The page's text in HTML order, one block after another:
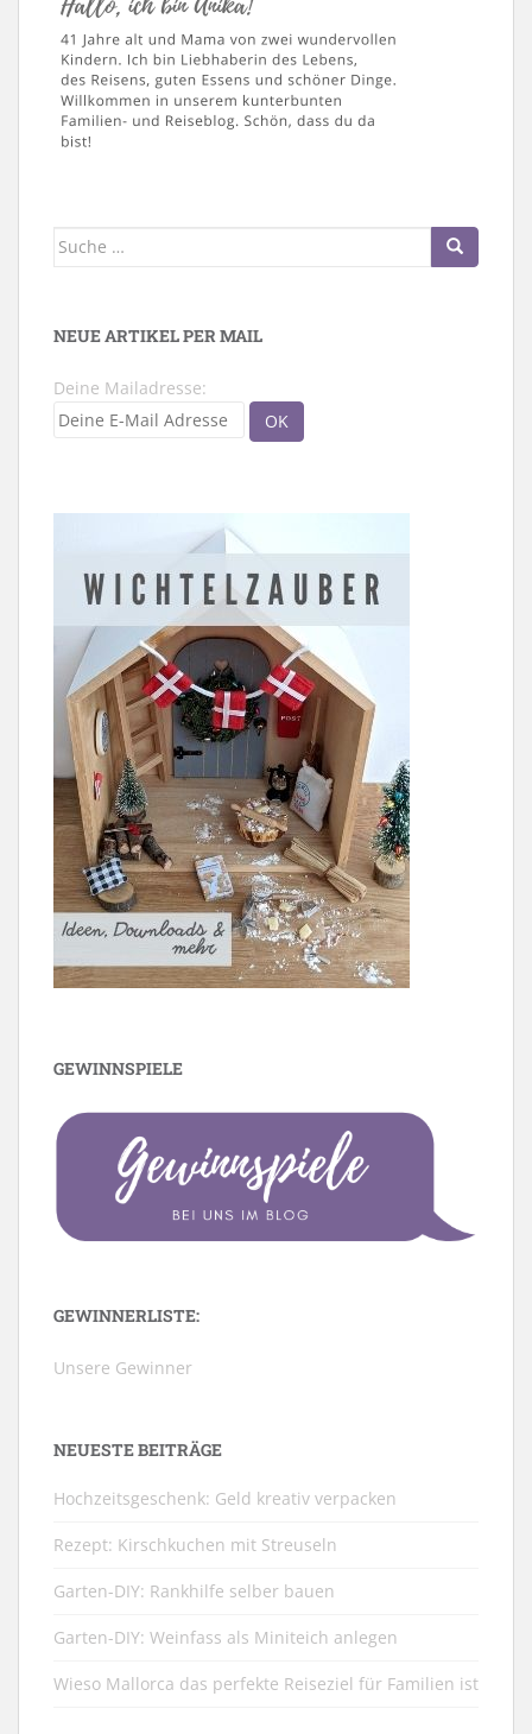
Suche
NEUE ARTIKEL PER MAIL
Deine Mailadresse:
GEWINNSPIELE
GEWINNERLISTE:
Unsere Gewinner
NEUESTE BEITRÄGE
Hochzeitsgeschenk: Geld kreativ verpacken
Rezept: Kirschkuchen mit Streuseln
Garten-DIY: Rankhilfe selber bauen
Garten-DIY: Weinfass als Miniteich anlegen
Wieso Mallorca das perfekte Reiseziel für Familien ist